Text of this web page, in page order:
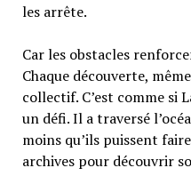
les arrête.
Car les obstacles
Chaque découverte,
collectif. C’est comme si
un défi. Il a traversé
moins qu’ils puissent
archives pour découvrir